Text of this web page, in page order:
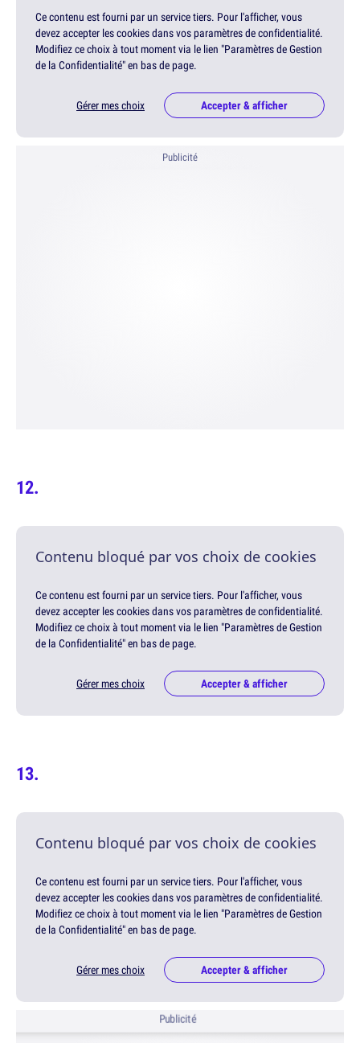
Ce contenu est fourni par un service tiers. Pour l'afficher, vous
devez accepter les cookies dans vos paramètres de confidentialité.
Modifiez ce choix à tout moment via le lien "Paramètres de Gestion
de la Confidentialité" en bas de page.
Gérer mes choix Accepter & afficher
Publicité
Contenu bloqué par vos choix de cookies
Ce contenu est fourni par un service tiers. Pour l'afficher, vous
devez accepter les cookies dans vos paramètres de confidentialité.
Modifiez ce choix à tout moment via le lien "Paramètres de Gestion
de la Confidentialité" en bas de page.
Gérer mes choix Accepter & afficher
Contenu bloqué par vos choix de cookies
Ce contenu est fourni par un service tiers. Pour l'afficher, vous
devez accepter les cookies dans vos paramètres de confidentialité.
Modifiez ce choix à tout moment via le lien "Paramètres de Gestion
de la Confidentialité" en bas de page.
Gérer mes choix Accepter & afficher
Publicité